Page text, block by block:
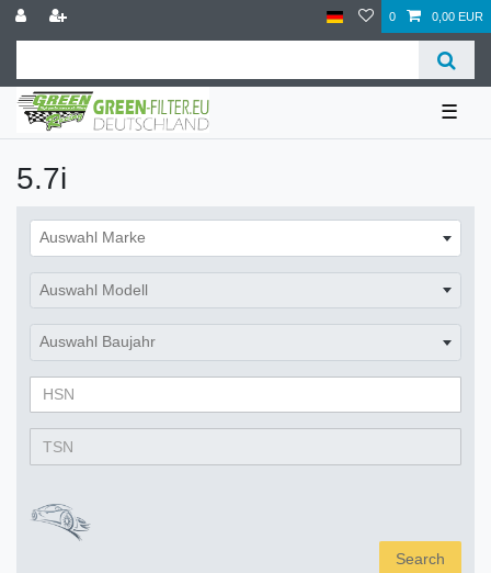
0 0,00 EUR
☰
5.7i
Auswahl Marke
Auswahl Modell
Auswahl Baujahr
Search